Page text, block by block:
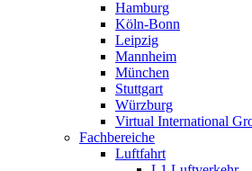
Hamburg
Köln-Bonn
Leipzig
Mannheim
München
Stuttgart
Würzburg
Virtual International
Fachbereiche
Luftfahrt